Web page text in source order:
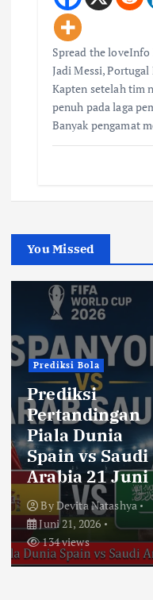
Spread the
Jadi Messi,
Kapten setelah tim
penuh pada laga
Banyak pengamat
You Missed
Prediksi Bola
Prediksi
Pertandingan
Piala Dunia
Spain vs Saudi
Arabia 21 Juni
ByDevita Natashya
Juni 21, 2026
134 views